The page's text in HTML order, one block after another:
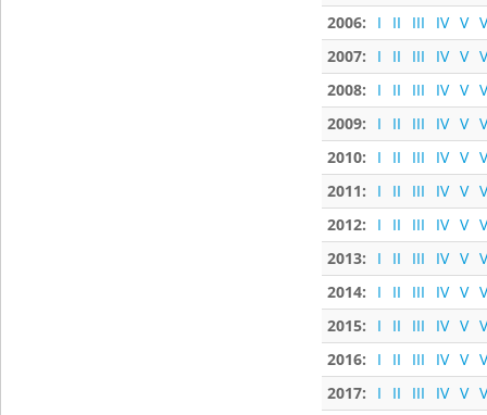
2006:
I II III IV V
2007:
I II III IV V
2008:
I II III IV V
2009:
I II III IV V
2010:
I II III IV V
2011:
I II III IV V
2012:
I II III IV V
2013:
I II III IV V
2014:
I II III IV V
2015:
I II III IV V
2016:
I II III IV V
2017:
I II III IV V